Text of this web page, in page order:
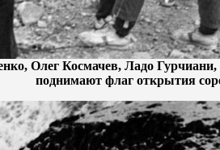
Олег Космачев, Ладо
поднимают флаг открытия